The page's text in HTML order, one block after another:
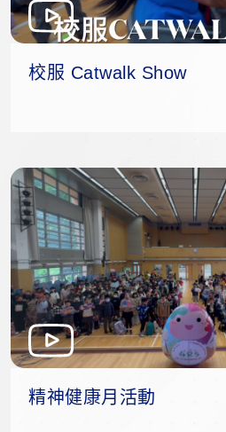
校服 Catwalk Show
精神健康月活動